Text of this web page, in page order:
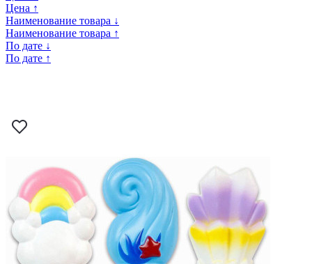
Цена ↑
Наименование товара ↓
Наименование товара ↑
По дате ↓
По дате ↑